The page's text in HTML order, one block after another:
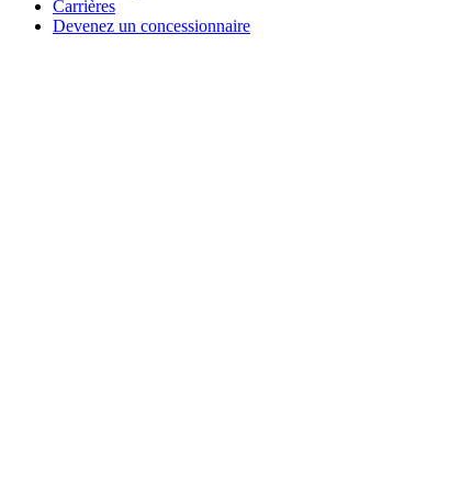
Carrières
Devenez un concessionnaire